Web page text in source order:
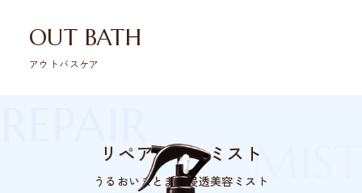
OUT BATH
アウトバスケア
MIST
リペアブローミスト
うるおいまとまる浸透美容ミスト